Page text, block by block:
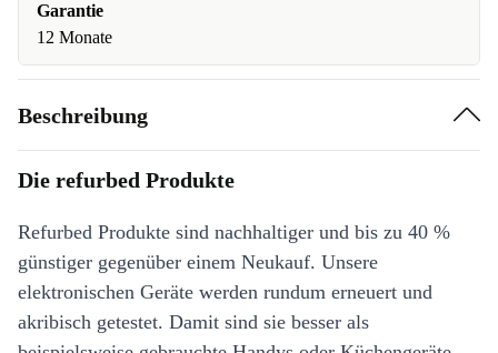
Garantie
12 Monate
Beschreibung
Die refurbed Produkte
Refurbed Produkte sind nachhaltiger und bis zu 40 %
günstiger gegenüber einem Neukauf. Unsere
elektronischen Geräte werden rundum erneuert und
akribisch getestet. Damit sind sie besser als